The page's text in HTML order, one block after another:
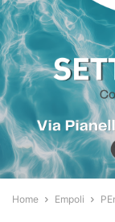
Home Empoli